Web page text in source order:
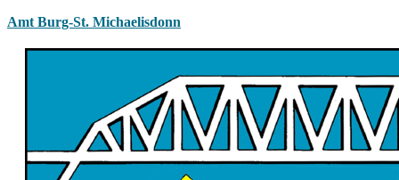
Amt Burg-St. Michaelisdonn